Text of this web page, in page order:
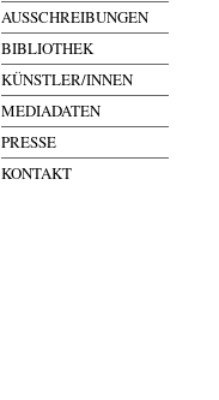
AUSSCHREIBUNGEN
BIBLIOTHEK
KÜNSTLER/INNEN
MEDIADATEN
PRESSE
KONTAKT